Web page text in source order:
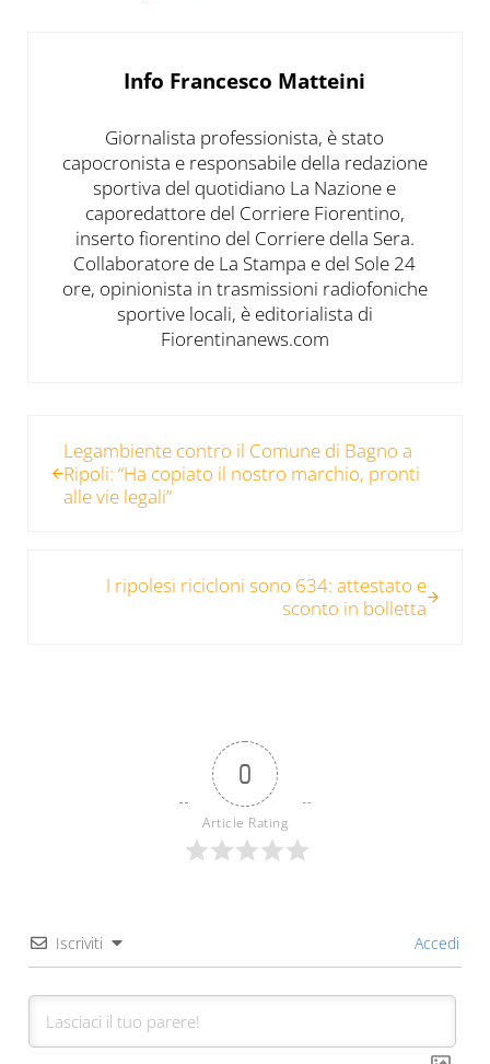
Info Francesco Matteini
Giornalista professionista, è stato
capocronista e responsabile della redazione
sportiva del quotidiano La Nazione e
caporedattore del Corriere Fiorentino,
inserto fiorentino del Corriere della Sera.
Collaboratore de La Stampa e del Sole 24
ore, opinionista in trasmissioni radiofoniche
sportive locali, è editorialista di
Fiorentinanews.com
Legambiente contro il Comune di Bagno a
Ripoli: “Ha copiato il nostro marchio, pronti
alle vie legali”
I ripolesi ricicloni sono 634: attestato e
sconto in bolletta
0
Article Rating
Iscriviti Accedi